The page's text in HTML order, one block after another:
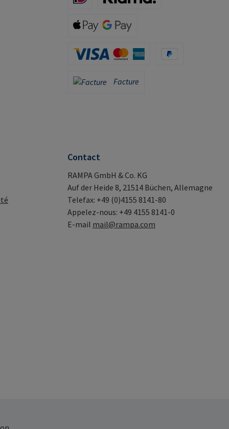
Facture
Facture
Contact
RAMPA GmbH & Co. KG
Auf der Heide 8, 21514 Büchen, Allemagne
Telefax: +49 (0)4155 8141-80
Appelez-nous: +49 4155 8141-0
E-mail mail@rampa.com